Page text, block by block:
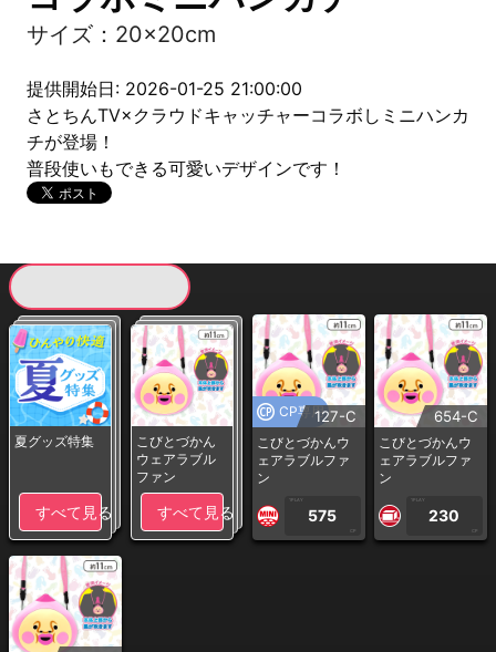
サイズ：20×20cm
提供開始日: 2026-01-25 21:00:00
さとちんTV×クラウドキャッチャーコラボしミニハンカ
チが登場！
普段使いもできる可愛いデザインです！
夏グッズ特集
すべて見る
こびとづかん
ウェアラブル
ファン
すべて見る
CP専用127-C
こびとづかんウ
ェアラブルファ
ン
1PLAY
575
CP
654-C
こびとづかんウ
ェアラブルファ
ン
1PLAY
230
CP